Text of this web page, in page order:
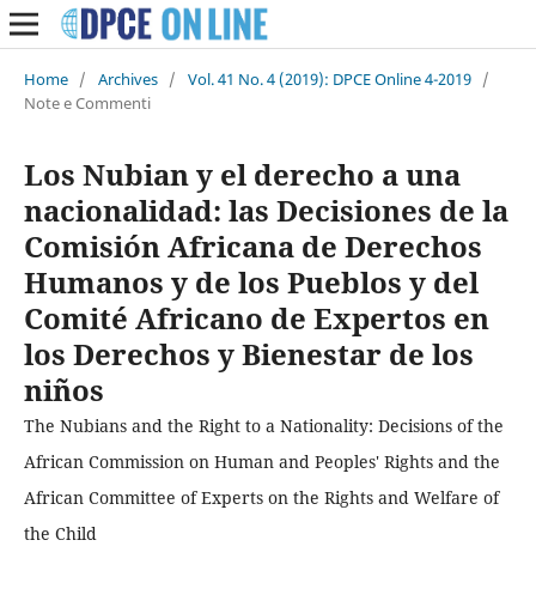
Home / Archives / Vol. 41 No. 4 (2019): DPCE Online 4-2019 /
Note e Commenti
Los Nubian y el derecho a una
nacionalidad: las Decisiones de la
Comisión Africana de Derechos
Humanos y de los Pueblos y del
Comité Africano de Expertos en
los Derechos y Bienestar de los
niños
The Nubians and the Right to a Nationality: Decisions of the
African Commission on Human and Peoples' Rights and the
African Committee of Experts on the Rights and Welfare of
the Child